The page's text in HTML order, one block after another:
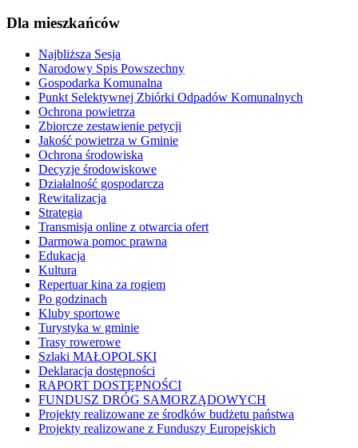
Dla mieszkańców
Najbliższa Sesja
Narodowy Spis Powszechny
Gospodarka Komunalna
Punkt Selektywnej Zbiórki Odpadów Komunalnych
Ochrona powietrza
Zbiorcze zestawienie petycji
Jakość powietrza w Gminie
Ochrona środowiska
Decyzje środowiskowe
Działalność gospodarcza
Rewitalizacja
Strategia
Transmisja online z otwarcia ofert
Darmowa pomoc prawna
Edukacja
Kultura
Repertuar kina za rogiem
Po godzinach
Kluby sportowe
Turystyka w gminie
Trasy rowerowe
Szlaki MAŁOPOLSKI
Deklaracja dostępności
RAPORT DOSTĘPNOŚCI
FUNDUSZ DRÓG SAMORZĄDOWYCH
Projekty realizowane ze środków budżetu państwa
Projekty realizowane z Funduszy Europejskich